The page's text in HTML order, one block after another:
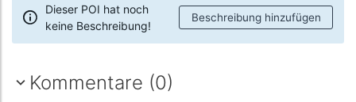
Dieser POI hat noch
keine Beschreibung!
Beschreibung hinzufügen
Kommentare (0)